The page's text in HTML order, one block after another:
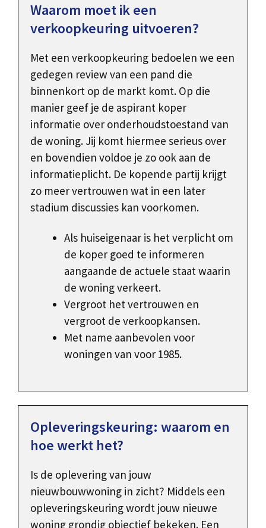
Waarom moet ik een
verkoopkeuring uitvoeren?
Met een verkoopkeuring bedoelen we een
gedegen review van een pand die
binnenkort op de markt komt. Op die
manier geef je de aspirant koper
informatie over onderhoudstoestand van
de woning. Jij komt hiermee serieus over
en bovendien voldoe je zo ook aan de
informatieplicht. De kopende partij krijgt
zo meer vertrouwen wat in een later
stadium discussies kan voorkomen.
Als huiseigenaar is het verplicht om
de koper goed te informeren
aangaande de actuele staat waarin
de woning verkeert.
Vergroot het vertrouwen en
vergroot de verkoopkansen.
Met name aanbevolen voor
woningen van voor 1985.
Opleveringskeuring: waarom en
hoe werkt het?
Is de oplevering van jouw
nieuwbouwwoning in zicht? Middels een
opleveringskeuring wordt jouw nieuwe
woning grondig objectief bekeken. Een